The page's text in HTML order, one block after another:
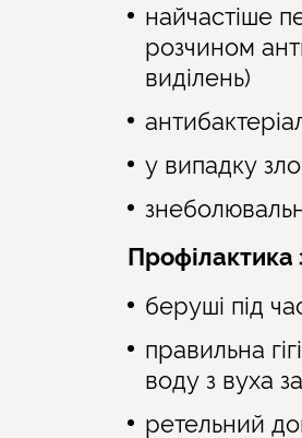
найчастіше
розчином
виділень)
у випадку
Профілактика
беруші під
правильна
воду з вуха
ретельний